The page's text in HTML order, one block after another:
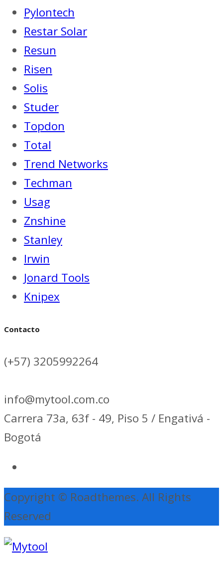
Pylontech
Restar Solar
Resun
Risen
Solis
Studer
Topdon
Total
Trend Networks
Techman
Usag
Znshine
Stanley
Irwin
Jonard Tools
Knipex
Contacto
(+57) 3205992264
info@mytool.com.co
Carrera 73a, 63f - 49, Piso 5 / Engativá -
Bogotá
Copyright © Roadthemes. All Rights
Reserved